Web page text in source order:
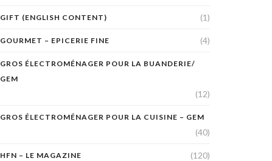
GIFT (ENGLISH CONTENT) (1)
GOURMET – EPICERIE FINE (4)
GROS ÉLECTROMÉNAGER POUR LA BUANDERIE/
GEM
(12)
GROS ÉLECTROMÉNAGER POUR LA CUISINE – GEM
(40)
HFN – LE MAGAZINE (120)